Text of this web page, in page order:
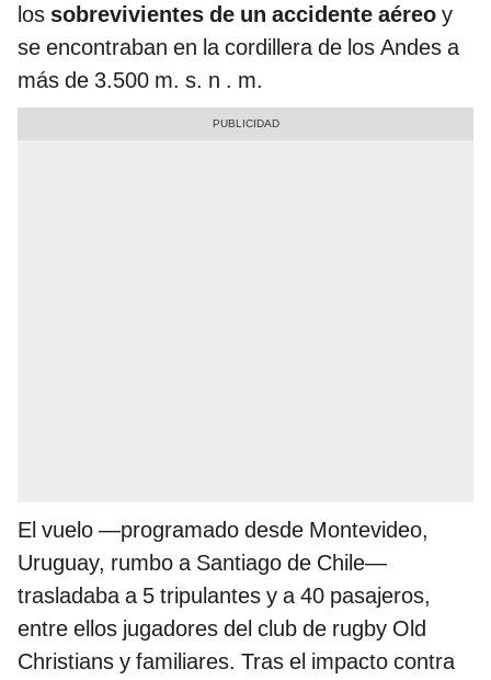
los sobrevivientes de un accidente aéreo y
se encontraban en la cordillera de los Andes a
más de 3.500 m. s. n . m.
El vuelo —programado desde Montevideo,
Uruguay, rumbo a Santiago de Chile—
trasladaba a 5 tripulantes y a 40 pasajeros,
entre ellos jugadores del club de rugby Old
Christians y familiares. Tras el impacto contra